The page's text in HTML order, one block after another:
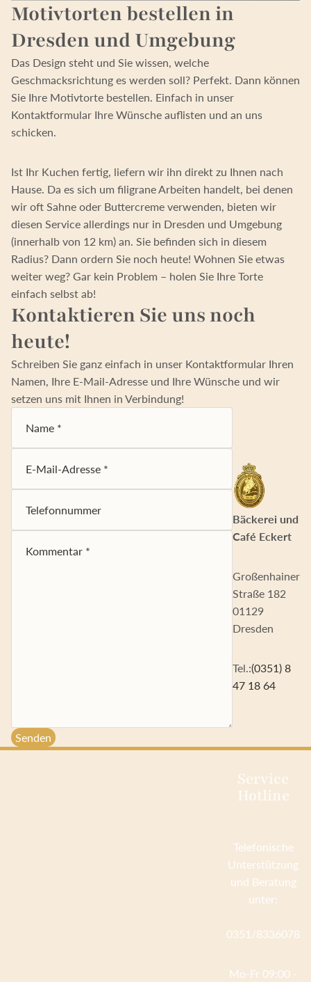
Motivtorten bestellen in
Dresden und Umgebung
Das Design steht und Sie wissen, welche
Geschmacksrichtung es werden soll? Perfekt. Dann können
Sie Ihre Motivtorte bestellen. Einfach in unser
Kontaktformular Ihre Wünsche auflisten und an uns
schicken.
Ist Ihr Kuchen fertig, liefern wir ihn direkt zu Ihnen nach
Hause. Da es sich um filigrane Arbeiten handelt, bei denen
wir oft Sahne oder Buttercreme verwenden, bieten wir
diesen Service allerdings nur in Dresden und Umgebung
(innerhalb von 12 km) an. Sie befinden sich in diesem
Radius? Dann ordern Sie noch heute! Wohnen Sie etwas
weiter weg? Gar kein Problem – holen Sie Ihre Torte
einfach selbst ab!
Kontaktieren Sie uns noch
heute!
Schreiben Sie ganz einfach in unser Kontaktformular Ihren
Namen, Ihre E-Mail-Adresse und Ihre Wünsche und wir
setzen uns mit Ihnen in Verbindung!
Senden
Bäckerei und
Café Eckert
Großenhainer
Straße 182
01129
Dresden
Tel.:(0351) 8
47 18 64
Service
Hotline
Telefonische
Unterstützung
und Beratung
unter:
0351/8336078
Mo-Fr 09:00 -